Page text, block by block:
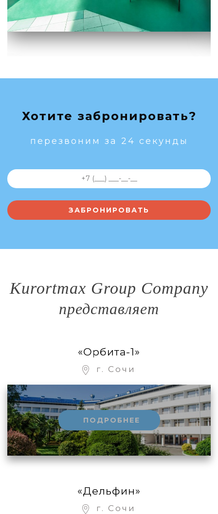
Хотите забронировать?
перезвоним за 24 секунды
Kurortmax Group Company
представляет
«Орбита-1»
г. Сочи
ПОДРОБНЕЕ
«Дельфин»
г. Сочи